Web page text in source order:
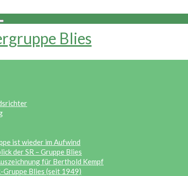
ist wieder im Aufwind
der SR – Gruppe Blies
für Berthold Kempf
Gruppe Blies (seit 1949)